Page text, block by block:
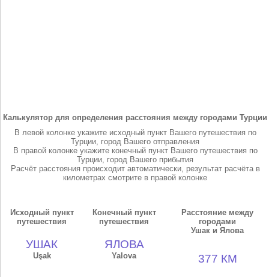
Калькулятор для определения расстояния между городами Турции
В левой колонке укажите исходный пункт Вашего путешествия по
Турции, город Вашего отправления
В правой колонке укажите конечный пункт Вашего путешествия по
Турции, город Вашего прибытия
Расчёт расстояния происходит автоматически, результат расчёта в
километрах смотрите в правой колонке
Исходный пункт
путешествия
УШАК
Uşak
Конечный пункт
путешествия
ЯЛОВА
Yalova
Расстояние между
городами
Ушак и Ялова
377 КМ